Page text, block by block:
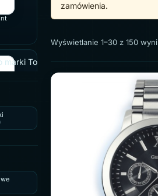
zamówienia.
Wyświetlanie 1–30 z 150